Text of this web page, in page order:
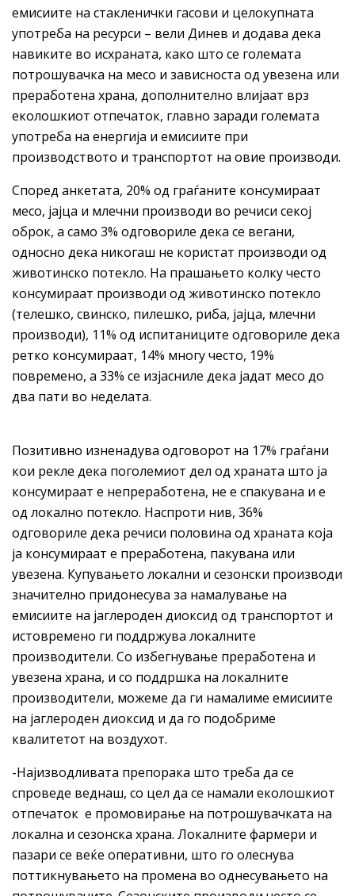
емисиите на стакленички гасови и целокупната
употреба на ресурси – вели Динев и додава дека
навиките во исхраната, како што се големата
потрошувачка на месо и зависноста од увезена или
преработена храна, дополнително влијаат врз
еколошкиот отпечаток, главно заради големата
употреба на енергија и емисиите при
производството и транспортот на овие производи.
Според анкетата, 20% од граѓаните консумираат
месо, јајца и млечни производи во речиси секој
оброк, а само 3% одговориле дека се вегани,
односно дека никогаш не користат производи од
животинско потекло. На прашањето колку често
консумираат производи од животинско потекло
(телешко, свинско, пилешко, риба, јајца, млечни
производи), 11% од испитаниците одговориле дека
ретко консумираат, 14% многу често, 19%
повремено, а 33% се изјасниле дека јадат месо до
два пати во неделата.
Позитивно изненадува одговорот на 17% граѓани
кои рекле дека поголемиот дел од храната што ја
консумираат е непреработена, не е спакувана и е
од локално потекло. Наспроти нив, 36%
одговориле дека речиси половина од храната која
ја консумираат е преработена, пакувана или
увезена. Купувањето локални и сезонски производи
значително придонесува за намалување на
емисиите на јаглероден диоксид од транспортот и
истовремено ги поддржува локалните
производители. Со избегнување преработена и
увезена храна, и со поддршка на локалните
производители, можеме да ги намалиме емисиите
на јаглероден диоксид и да го подобриме
квалитетот на воздухот.
-Најизводливата препорака што треба да се
спроведе веднаш, со цел да се намали еколошкиот
отпечаток е промовирање на потрошувачката на
локална и сезонска храна. Локалните фармери и
пазари се веќе оперативни, што го олеснува
поттикнувањето на промена во однесувањето на